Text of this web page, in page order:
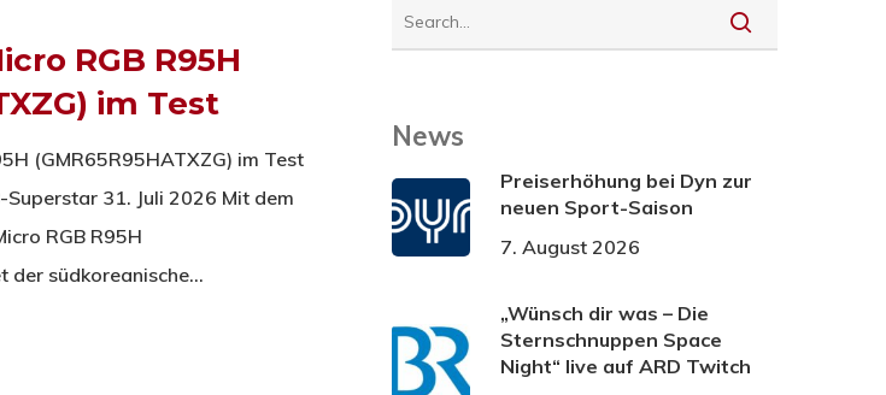
RGB R95H
im Test
(GMR65R95HATXZG) im Test
Superstar 31. Juli 2026 Mit dem
RGB R95H
der südkoreanische…
News
Preiserhöhung bei Dyn zur
neuen Sport-Saison
7. August 2026
„Wünsch dir was – Die
Sternschnuppen Space
Night“ live auf ARD Twitch